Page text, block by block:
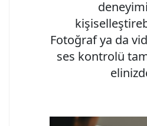
Fotoğraf ya da
ses kontrolü